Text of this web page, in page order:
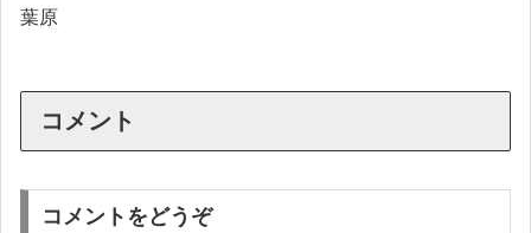
葉原
コメント
コメントをどうぞ